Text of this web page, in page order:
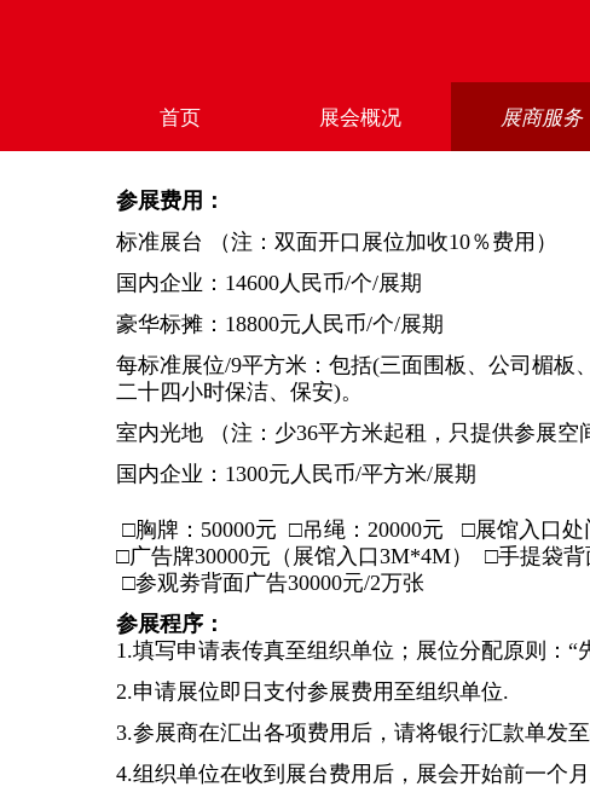
首页 展会概况 展商服务
参展费用：
标准展台 （注：双面开口展位加收10％费用）
国内企业：14600人民币/个/展期
豪华标摊：18800元人民币/个/展期
每标准展位/9平方米：包括(三面围板、公司楣板
二十四小时保洁、保安)。
室内光地 （注：少36平方米起租，只提供参展空
国内企业：1300元人民币/平方米/展期
□胸牌：50000元 □吊绳：20000元 □展馆入口处
□广告牌30000元（展馆入口3M*4M） □手提袋背
□参观劵背面广告30000元/2万张
参展程序：
1.填写申请表传真至组织单位；展位分配原则：“
2.申请展位即日支付参展费用至组织单位.
3.参展商在汇出各项费用后，请将银行汇款单发至
4.组织单位在收到展台费用后，展会开始前一个